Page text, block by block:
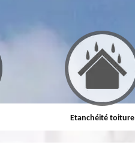
Etanchéité toiture